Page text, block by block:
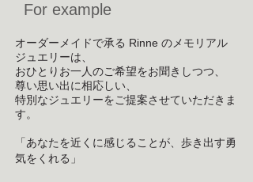
​For example
オーダーメイドで承る Rinne のメモリアル
ジュエリーは、
おひとりお一人のご希望をお聞きしつつ、
尊い思い出に相応しい、
特別なジュエリーをご提案させていただきま
す。
「あなたを近くに感じることが、歩き出す勇
気をくれる」